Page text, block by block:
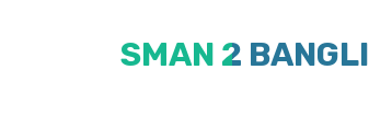
SMAN 2 BANGLI